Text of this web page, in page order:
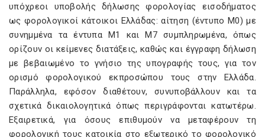
υπόχρεοι υποβολής δήλωσης φορολογίας εισοδήματος
ως φορολογικοί κάτοικοι Ελλάδας: αίτηση (έντυπο Μ0) με
συνημμένα τα έντυπα Μ1 και Μ7 συμπληρωμένα, όπως
ορίζουν οι κείμενες διατάξεις, καθώς και έγγραφη δήλωση
με βεβαιωμένο το γνήσιο της υπογραφής τους, για τον
ορισμό φορολογικού εκπροσώπου τους στην Ελλάδα.
Παράλληλα, εφόσον διαθέτουν, συνυποβάλλουν και τα
σχετικά δικαιολογητικά όπως περιγράφονται κατωτέρω.
Εξαιρετικά, για όσους επιθυμούν να μεταφέρουν τη
φορολογική τους κατοικία στο εξωτερικό το φορολογικό